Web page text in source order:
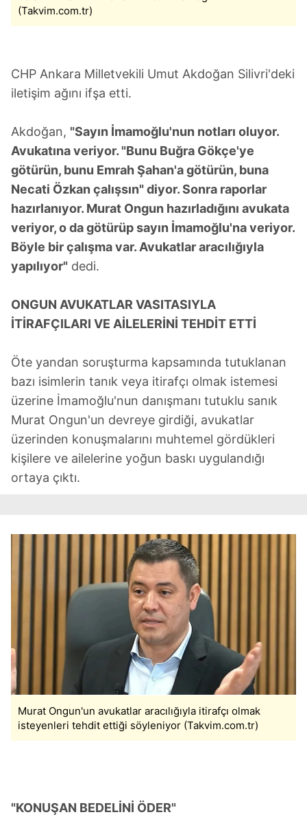
(Takvim.com.tr)
CHP Ankara Milletvekili Umut Akdoğan Silivri'deki
iletişim ağını ifşa etti.
Akdoğan, "Sayın İmamoğlu'nun notları oluyor.
Avukatına veriyor. "Bunu Buğra Gökçe'ye
götürün, bunu Emrah Şahan'a götürün, buna
Necati Özkan çalışsın" diyor. Sonra raporlar
hazırlanıyor. Murat Ongun hazırladığını avukata
veriyor, o da götürüp sayın İmamoğlu'na veriyor.
Böyle bir çalışma var. Avukatlar aracılığıyla
yapılıyor" dedi.
ONGUN AVUKATLAR VASITASIYLA
İTİRAFÇILARI VE AİLELERİNİ TEHDİT ETTİ
Öte yandan soruşturma kapsamında tutuklanan
bazı isimlerin tanık veya itirafçı olmak istemesi
üzerine İmamoğlu'nun danışmanı tutuklu sanık
Murat Ongun'un devreye girdiği, avukatlar
üzerinden konuşmalarını muhtemel gördükleri
kişilere ve ailelerine yoğun baskı uygulandığı
ortaya çıktı.
Murat Ongun'un avukatlar aracılığıyla itirafçı olmak
isteyenleri tehdit ettiği söyleniyor (Takvim.com.tr)
"KONUŞAN BEDELİNİ ÖDER"